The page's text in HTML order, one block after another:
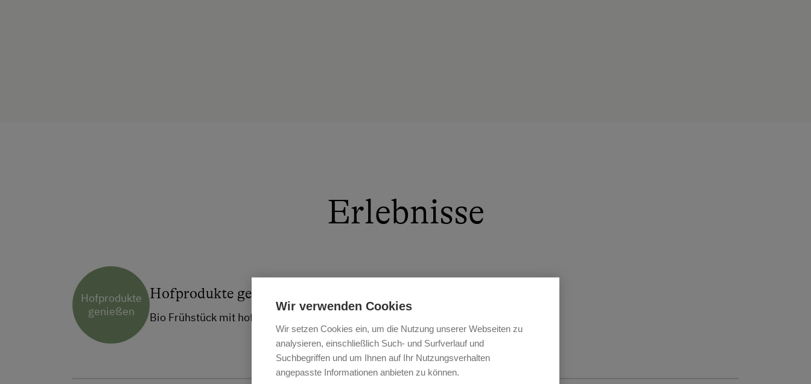
Erlebnisse
Hofprodukte
genießen
Hofprodukte genießen
Bio Frühstück mit hofeigenen Produkten.
Wir verwenden Cookies
Wir setzen Cookies ein, um die Nutzung unserer Webseiten zu
analysieren, einschließlich Such- und Surfverlauf und
Suchbegriffen und um Ihnen auf Ihr Nutzungsverhalten
angepasste Informationen anbieten zu können.